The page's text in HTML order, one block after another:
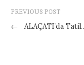
PREVIOUS POST
← ALAÇATI’da